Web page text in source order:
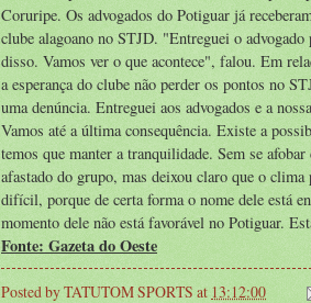
Coruripe. Os advogados do Potiguar já
clube alagoano no STJD. "Entreguei o advogado
disso. Vamos ver o que acontece", falou. Em
a esperança do clube não perder os pontos no
uma denúncia. Entreguei aos advogados e a
Vamos até a última consequência. Existe a
temos que manter a tranquilidade. Sem se
afastado do grupo, mas deixou claro que o
difícil, porque de certa forma o nome dele está
momento dele não está favorável no Potiguar.
Fonte: Gazeta do Oeste
Posted byTATUTOM SPORTS at 13:12:00